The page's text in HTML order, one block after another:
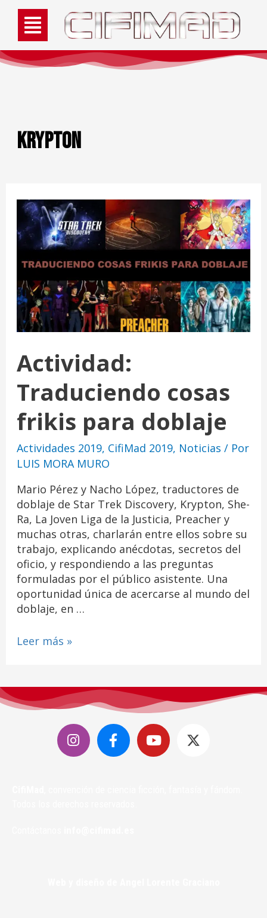
Krypton
Actividad:
Traduciendo cosas
frikis para doblaje
Actividades 2019, CifiMad 2019, Noticias / Por
LUIS MORA MURO
Mario Pérez y Nacho López, traductores de
doblaje de Star Trek Discovery, Krypton, She-
Ra, La Joven Liga de la Justicia, Preacher y
muchas otras, charlarán entre ellos sobre su
trabajo, explicando anécdotas, secretos del
oficio, y respondiendo a las preguntas
formuladas por el público asistente. Una
oportunidad única de acercarse al mundo del
doblaje, en …
Leer más »